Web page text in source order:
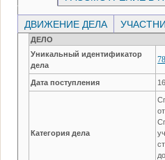
ДВИЖЕНИЕ ДЕЛА
ДЕЛО
Уникальный идентификатор
дела
Дата поступления
Категория дела